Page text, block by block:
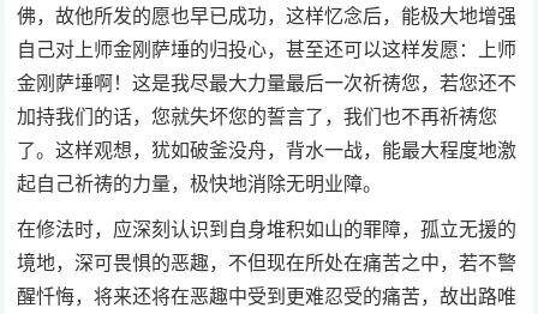
佛，故他所发的愿也早已成功，这样忆念后，能极大地增强
自己对上师金刚萨埵的归投心，甚至还可以这样发愿：上师
金刚萨埵啊！这是我尽最大力量最后一次祈祷您，若您还不
加持我们的话，您就失坏您的誓言了，我们也不再祈祷您
了。这样观想，犹如破釜没舟，背水一战，能最大程度地激
起自己祈祷的力量，极快地消除无明业障。
在修法时，应深刻认识到自身堆积如山的罪障，孤立无援的
境地，深可畏惧的恶趣，不但现在所处在痛苦之中，若不警
醒忏悔，将来还将在恶趣中受到更难忍受的痛苦，故出路唯